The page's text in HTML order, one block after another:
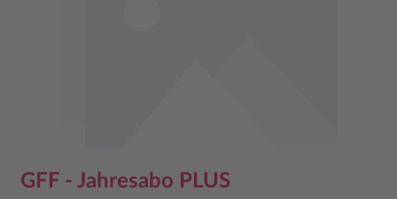
GFF - Jahresabo PLUS